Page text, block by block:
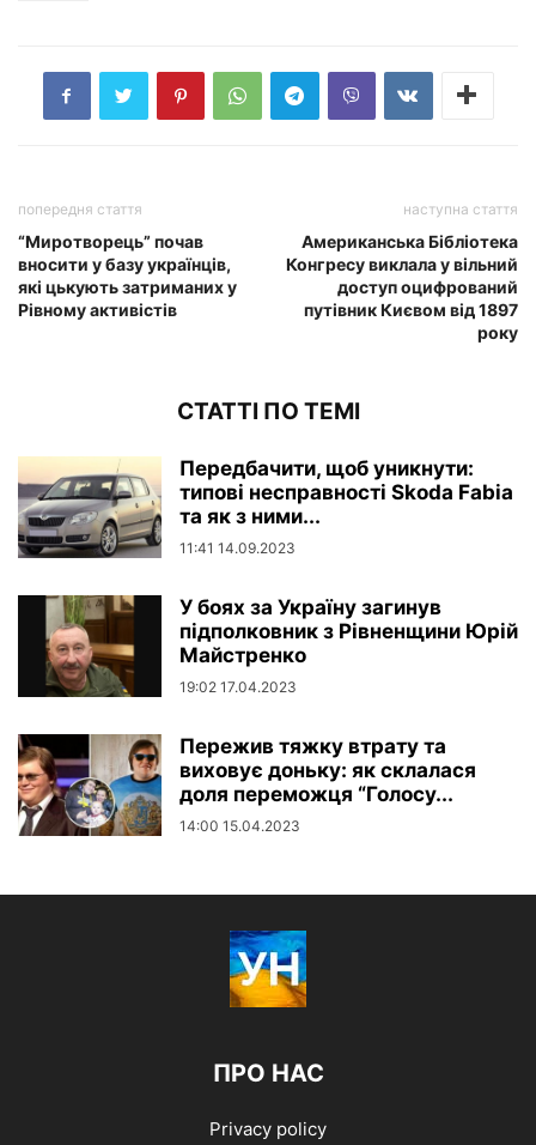
попередня стаття
“Миротворець” почав
вносити у базу українців,
які цькують затриманих у
Рівному активістів
наступна стаття
​​Американська Бібліотека
Конгресу виклала у вільний
доступ оцифрований
путівник Києвом від 1897
року
СТАТТІ ПО ТЕМІ
Передбачити, щоб уникнути:
типові несправності Skoda Fabia
та як з ними...
11:41 14.09.2023
У боях за Україну загинув
підполковник з Рівненщини Юрій
Майстренко
19:02 17.04.2023
Пережив тяжку втрату та
виховує доньку: як склалася
доля переможця “Голосу...
14:00 15.04.2023
ПРО НАС
Privacy policy